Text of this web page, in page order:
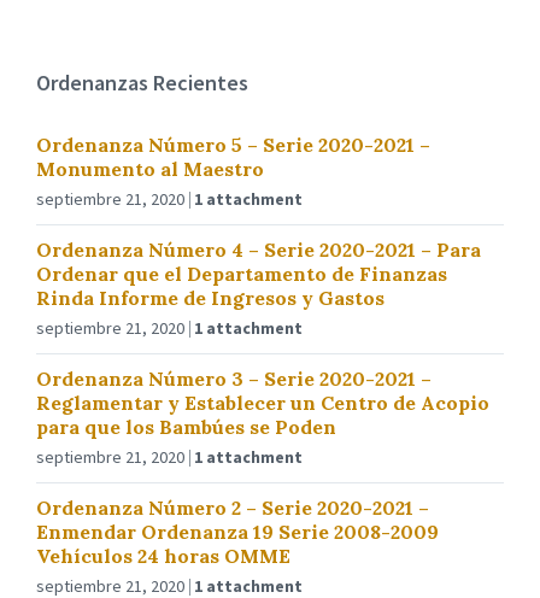
Ordenanzas Recientes
Ordenanza Número 5 – Serie 2020-2021 –
Monumento al Maestro
septiembre 21, 2020 1 attachment
Ordenanza Número 4 – Serie 2020-2021 – Para
Ordenar que el Departamento de Finanzas
Rinda Informe de Ingresos y Gastos
septiembre 21, 2020 1 attachment
Ordenanza Número 3 – Serie 2020-2021 –
Reglamentar y Establecer un Centro de Acopio
para que los Bambúes se Poden
septiembre 21, 2020 1 attachment
Ordenanza Número 2 – Serie 2020-2021 –
Enmendar Ordenanza 19 Serie 2008-2009
Vehículos 24 horas OMME
septiembre 21, 2020 1 attachment